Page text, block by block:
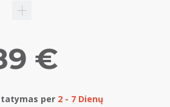
€
per 2 - 7 Dienų